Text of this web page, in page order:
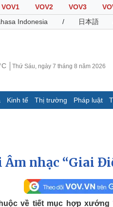
VOV1 VOV2 VOV3
Indonesia / 日本語
Thứ Sáu, ngày 7 tháng 8 năm 2026
Kinh tế Thị trường Pháp luật
Thể thao
nhạc “Giai
về tiết mục hợp xướng